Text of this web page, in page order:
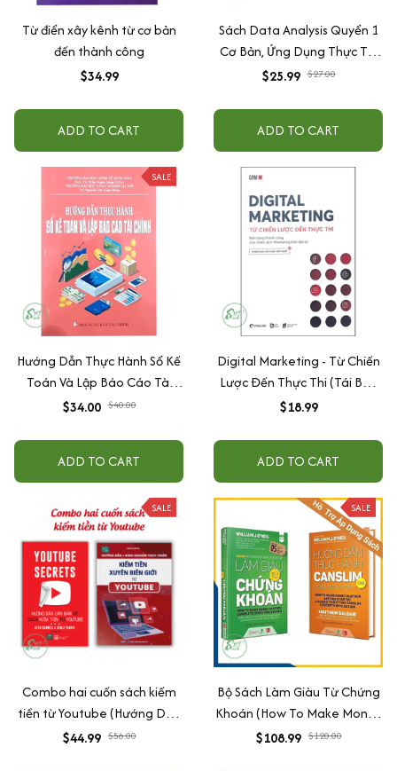
Từ điển xây kênh từ cơ bản
đến thành công
$34.99
ADD TO CART
Sách Data Analysis Quyển 1
Cơ Bản, Ứng Dụng Thực Tế,
Có Tặng Kèm Video Hướng
$25.99 $27.00
ADD TO CART
SALE
Hướng Dẫn Thực Hành Sổ Kế
Toán Và Lập Báo Cáo Tài
Chính
$34.00 $40.00
ADD TO CART
Digital Marketing - Từ Chiến
Lược Đến Thực Thi (Tái Bản
2020)
$18.99
ADD TO CART
SALE
Combo hai cuốn sách kiếm
tiền từ Youtube (Hướng Dẫn
Căn Bản Về Cách Kiếm Tiền
$44.99 $56.00
SALE
Bộ Sách Làm Giàu Từ Chứng
Khoán (How To Make Money
In Stock) Phiên Bản Mới +
$108.99 $120.00